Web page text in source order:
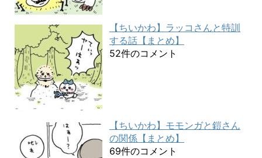
【ちいかわ】ラッコさんと特訓
する話【まとめ】
52件のコメント
【ちいかわ】モモンガと鎧さん
の関係【まとめ】
69件のコメント